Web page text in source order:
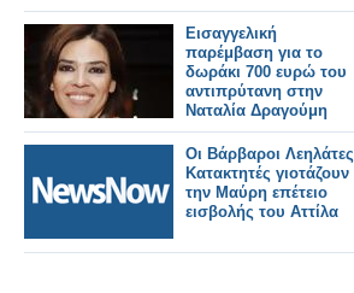
Eισαγγελική
παρέμβαση για το
δωράκι 700 ευρώ του
αντιπρύτανη στην
Ναταλία Δραγούμη
Οι Βάρβαροι Λεηλάτες
Κατακτητές γιοτάζουν
την Μαύρη επέτειο
εισβολής του Αττίλα